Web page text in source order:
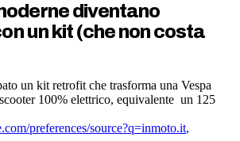
diventano
un kit (che non costa
un kit retrofit che trasforma una Vespa
100% elettrico, equivalente un 125
preferences/source?q=inmoto.it,